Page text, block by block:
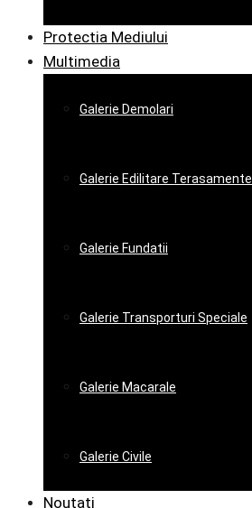
Protectia Mediului
Multimedia
Galerie Demolari
Galerie Edilitare Terasamente
Galerie Fundatii
Galerie Transporturi Speciale
Galerie Macarale
Galerie Civile
Noutati